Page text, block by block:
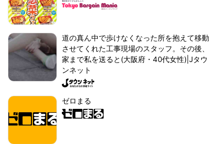
道の真ん中で歩けなくなった所を抱えて移動
させてくれた工事現場のスタッフ。その後、
家まで私を送ると(大阪府・40代女性)|Jタウ
ンネット
ゼロまる